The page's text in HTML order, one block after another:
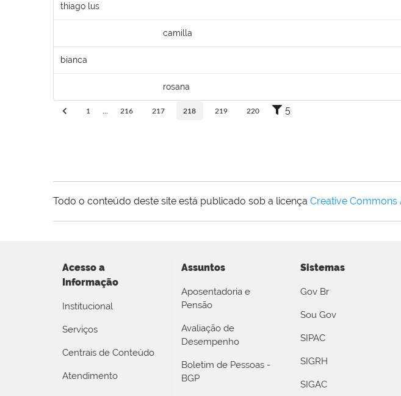
thiago lus
camilla
bianca
rosana
1 216 217 218 219 220 5
Todo o conteúdo deste site está publicado sob a licença Creative
Acesso a
Informação
Institucional
Serviços
Centrais de Conteúdo
Atendimento
Assuntos
Aposentadoria e
Pensão
Avaliação de
Desempenho
Boletim de Pessoas -
BGP
Sistemas
Gov Br
Sou Gov
SIPAC
SIGRH
SIGAC